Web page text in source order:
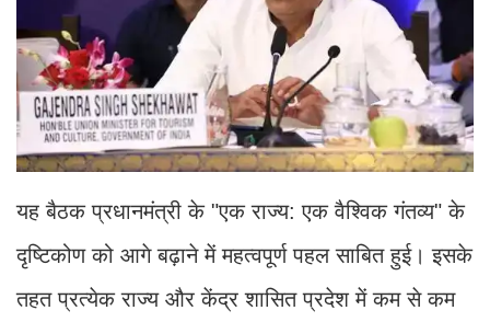
यह बैठक प्रधानमंत्री के "एक राज्य: एक वैश्विक गंतव्य" के
दृष्टिकोण को आगे बढ़ाने में महत्वपूर्ण पहल साबित हुई। इसके
तहत प्रत्येक राज्य और केंद्र शासित प्रदेश में कम से कम